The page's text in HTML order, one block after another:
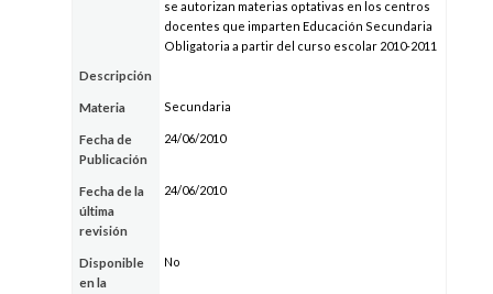
se autorizan materias optativas en los centros
docentes que imparten Educación Secundaria
Obligatoria a partir del curso escolar 2010-2011
Descripción
Materia Secundaria
Fecha de
Publicación
24/06/2010
Fecha de la
última
revisión
24/06/2010
Disponible
en la
No